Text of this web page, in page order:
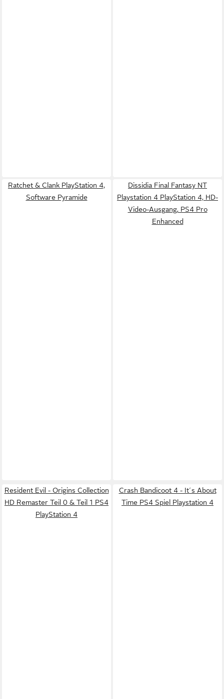
Ratchet & Clank PlayStation 4,
Software Pyramide
Dissidia Final Fantasy NT
Playstation 4 PlayStation 4, HD-
Video-Ausgang, PS4 Pro
Enhanced
Resident Evil - Origins Collection
HD Remaster Teil 0 & Teil 1 PS4
PlayStation 4
Crash Bandicoot 4 - It´s About
Time PS4 Spiel Playstation 4